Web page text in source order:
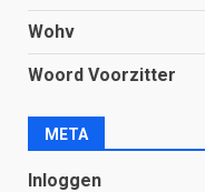
Wohv
Woord Voorzitter
META
Inloggen